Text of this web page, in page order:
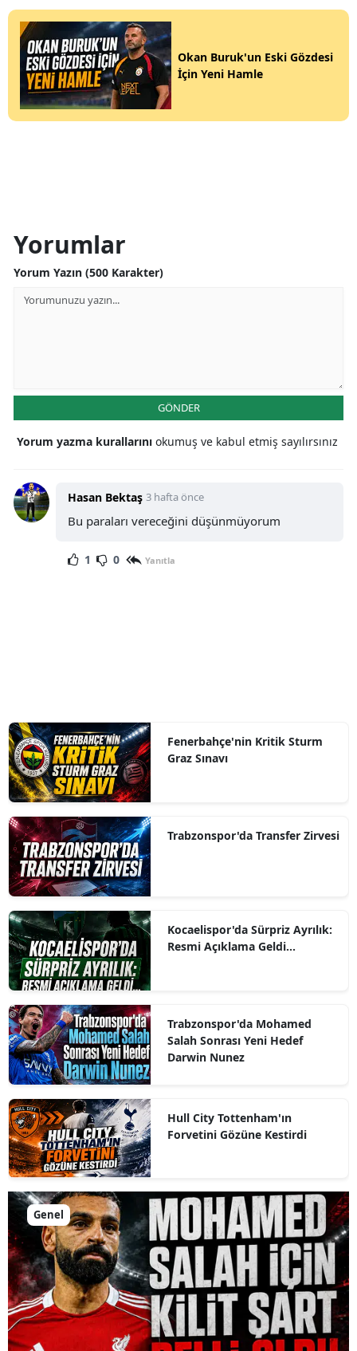
Okan Buruk'un Eski Gözdesi
İçin Yeni Hamle
Yorumlar
Yorum Yazın (500 Karakter)
GÖNDER
Yorum yazma kurallarını okumuş ve kabul etmiş sayılırsınız
Hasan Bektaş 3 hafta önce
Bu paraları vereceğini düşünmüyorum
1 0 Yanıtla
Fenerbahçe'nin Kritik Sturm
Graz Sınavı
Trabzonspor'da Transfer Zirvesi
Kocaelispor'da Sürpriz Ayrılık:
Resmi Açıklama Geldi...
Trabzonspor'da Mohamed
Salah Sonrası Yeni Hedef
Darwin Nunez
Hull City Tottenham'ın
Forvetini Gözüne Kestirdi
Genel